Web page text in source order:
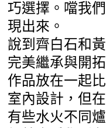
巧選擇。噹我
現出來。
說到齊白石和
完美繼承與開
作品放在一起
室內設計 ，但
有些水火不同